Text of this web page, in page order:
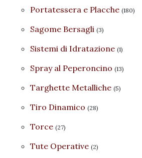
Portatessera e Placche (180)
Sagome Bersagli (3)
Sistemi di Idratazione (1)
Spray al Peperoncino (13)
Targhette Metalliche (5)
Tiro Dinamico (28)
Torce (27)
Tute Operative (2)